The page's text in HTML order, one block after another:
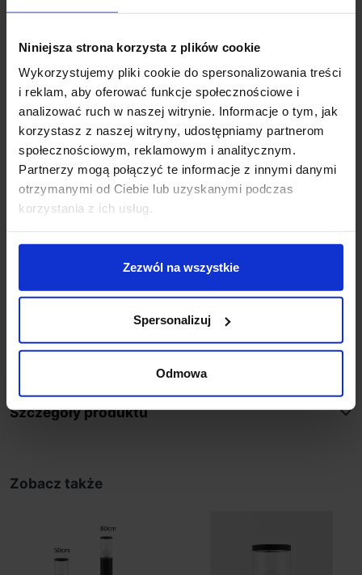
Niniejsza strona korzysta z plików cookie
Wykorzystujemy pliki cookie do spersonalizowania treści
i reklam, aby oferować funkcje społecznościowe i
analizować ruch w naszej witrynie. Informacje o tym, jak
korzystasz z naszej witryny, udostępniamy partnerom
społecznościowym, reklamowym i analitycznym.
Partnerzy mogą połączyć te informacje z innymi danymi
otrzymanymi od Ciebie lub uzyskanymi podczas
korzystania z ich usług.
Zezwól na wszystkie
Spersonalizuj
Odmowa
Opis
Parametry:
wysokość (cm): 25
średnica (cm): 9
głębokość (cm): 12
ilość źródeł: 1
max moc źródła: 12W
ściemnialnej żarówki.
kolor lampy: szary i odcienie szarości
materiał: aluminium/akryl
Szczegóły produktu
Zobacz także